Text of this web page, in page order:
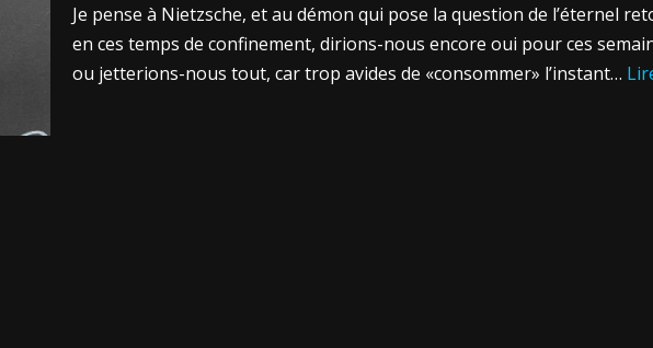
Je pense à Nietzsche, et au démon qui pose la question de l’éternel
en ces temps de confinement, dirions-nous encore oui pour ces
ou jetterions-nous tout, car trop avides de «consommer» l’instant…